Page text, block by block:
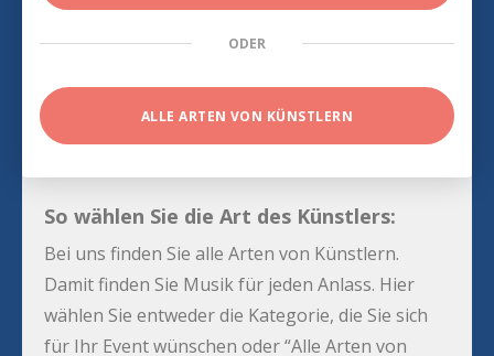
ODER
ALLE ARTEN VON KÜNSTLERN
So wählen Sie die Art des Künstlers:
Bei uns finden Sie alle Arten von Künstlern.
Damit finden Sie Musik für jeden Anlass. Hier
wählen Sie entweder die Kategorie, die Sie sich
für Ihr Event wünschen oder “Alle Arten von